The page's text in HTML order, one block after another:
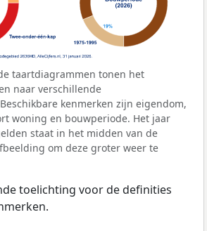
taartdiagrammen tonen het
naar verschillende
kenmerken zijn eigendom,
woning en bouwperiode. Het jaar
staat in het midden van de
om deze groter weer te
toelichting voor de definities